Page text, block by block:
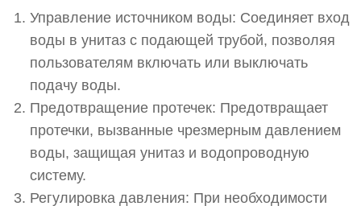
Управление источником воды: Соединяет вход
воды в унитаз с подающей трубой, позволяя
пользователям включать или выключать
подачу воды.
Предотвращение протечек: Предотвращает
протечки, вызванные чрезмерным давлением
воды, защищая унитаз и водопроводную
систему.
Регулировка давления: При необходимости